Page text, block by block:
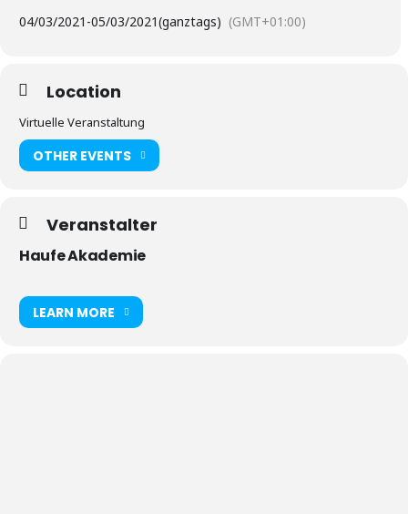
04/03/2021 -05/03/2021(ganztags) (GMT+01:00)
Location
Virtuelle Veranstaltung
OTHER EVENTS
Veranstalter
Haufe Akademie
LEARN MORE